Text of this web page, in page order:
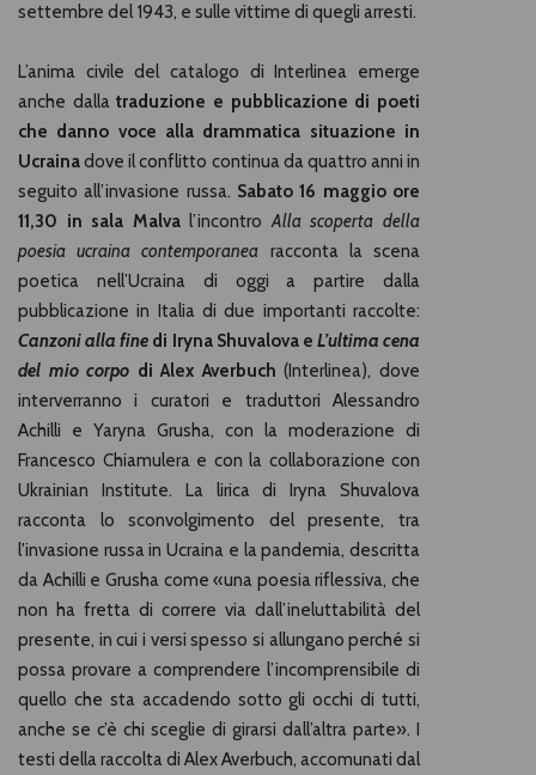
settembre del 1943, e sulle vittime di quegli arresti.
L’anima civile del catalogo di Interlinea emerge
anche dallatraduzione e pubblicazione di poeti
che danno voce alla drammatica situazione in
Ucrainadove il conflitto continua da quattro anni in
seguito all’invasione russa. Sabato 16 maggio ore
11,30 in sala Malval’incontroAlla scoperta della
poesia ucraina contemporanea racconta la scena
poetica nell’Ucraina di oggi a partire dalla
pubblicazione in Italia di due importanti raccolte:
Canzoni alla fine di Iryna Shuvalova e L’ultima cena
del mio corpo di Alex Averbuch (Interlinea), dove
interverranno i curatori e traduttori Alessandro
Achilli e Yaryna Grusha, con la moderazione di
Francesco Chiamulera e con la collaborazione con
Ukrainian Institute. La lirica di Iryna Shuvalova
racconta lo sconvolgimento del presente, tra
l'invasione russa in Ucraina e la pandemia, descritta
da Achilli e Grusha come «una poesia riflessiva, che
non ha fretta di correre via dall’ineluttabilità del
presente, in cui i versi spesso si allungano perché si
possa provare a comprendere l’incomprensibile di
quello che sta accadendo sotto gli occhi di tutti,
anche se c’è chi sceglie di girarsi dall’altra parte». I
testi della raccolta di Alex Averbuch, accomunati dal